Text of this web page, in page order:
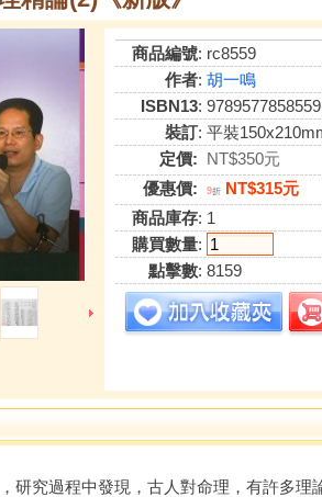
商品編號: rc8559
作者: 胡一鳴
ISBN13: 9789577858559
裝訂: 平裝
定價: NT$350元
優惠價:
9折 NT$315元
商品庫存: 1
購買數量:
點擊數: 8159
研究過程中發現，古人對命理，有許多理